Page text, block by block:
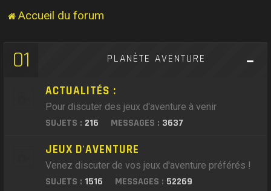
Accueil du forum
01 PLANÈTE AVENTURE
ACTUALITÉS :
Pour discuter des jeux d'aventure à venir
SUJETS : 216 MESSAGES : 3637
JEUX D'AVENTURE
Venez discuter de vos jeux d'aventure préférés !
SUJETS : 1516 MESSAGES : 52269